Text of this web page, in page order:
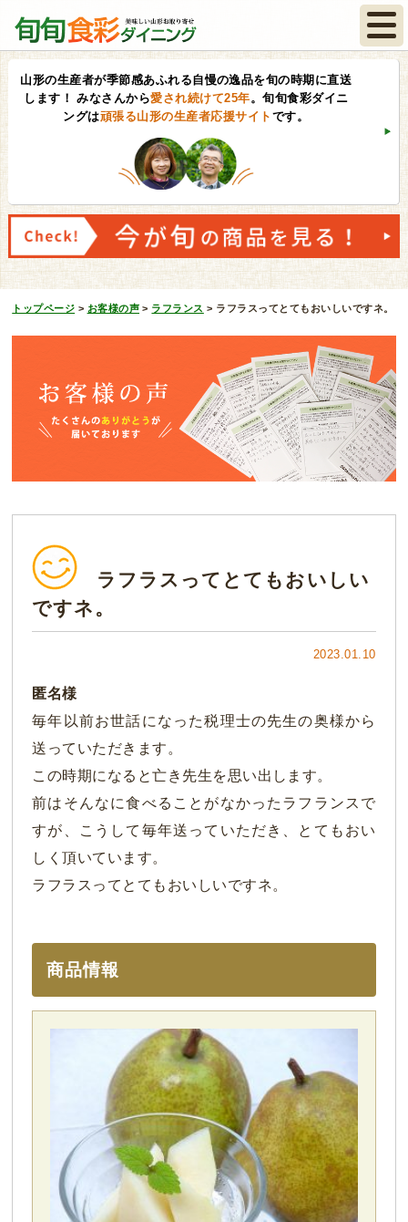
山形の生産者が季節感あふれる自慢の逸品を旬の時期に直送
します！ みなさんから愛され続けて25年。旬旬食彩ダイニ
ングは頑張る山形の生産者応援サイト です。
トップページ > お客様の声 > ラフランス > ラフラスってとてもおいしいですネ。
ラフラスってとてもおいしい
ですネ。
2023.01.10
匿名様
毎年以前お世話になった税理士の先生の奥様から
送っていただきます。
この時期になると亡き先生を思い出します。
前はそんなに食べることがなかったラフランスで
すが、こうして毎年送っていただき、とてもおい
しく頂いています。
ラフラスってとてもおいしいですネ。
商品情報